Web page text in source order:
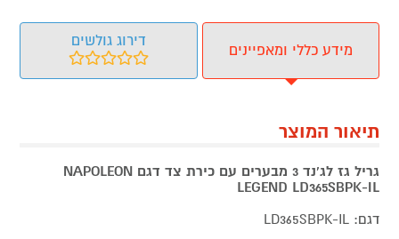
מידע כללי ומאפיינים
דירוג גולשים
תיאור המוצר
גריל גז לג'נד 3 מבערים עם כירת צד דגם NAPOLEON
LEGEND LD365SBPK-IL
דגם: LD365SBPK-IL